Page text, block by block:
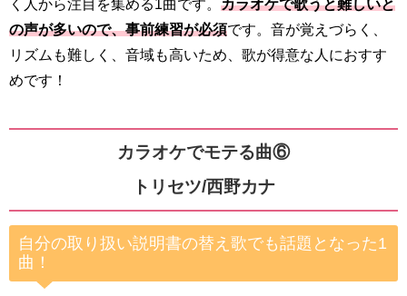
く人から注目を集める1曲です。 カラオケで歌うと難しいと
の声が多いので、事前練習が必須です。音が覚えづらく、
リズムも難しく、音域も高いため、歌が得意な人におすす
めです！
カラオケでモテる曲⑥
トリセツ/西野カナ
自分の取り扱い説明書の替え歌でも話題となった1
曲！